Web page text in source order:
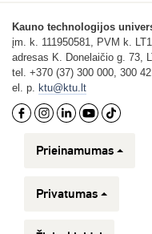
Kauno technologijos
įm. k. 111950581, PVM k.
adresas K. Donelaičio g. 73,
tel. +370 (37) 300 000, 300
el. p. ktu@ktu.lt
Prieinamumas
Privatumas